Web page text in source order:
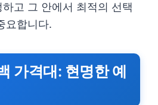
고 그 안에서 최적의 선택
요합니다.
가격대: 현명한 예